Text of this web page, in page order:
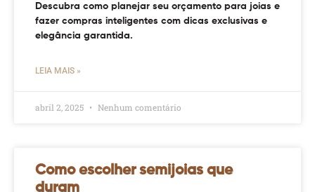
Descubra como planejar seu orçamento para joias e
fazer compras inteligentes com dicas exclusivas e
elegância garantida.
LEIA MAIS »
abril 2, 2025 Nenhum comentário
Como escolher semijoias que
duram